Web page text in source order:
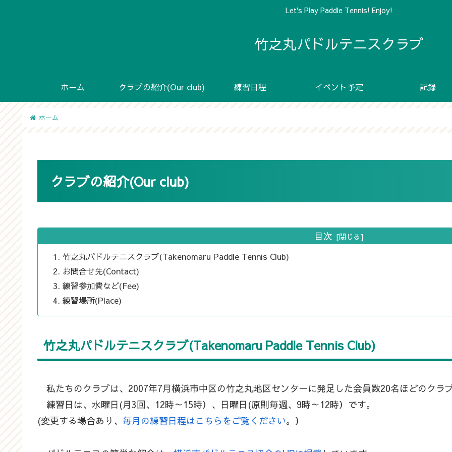
Let's Play Paddle Tennis! Enjoy!
竹之丸パドルテニスクラブ
ホーム クラブの紹介(Our club) 練習日程 イベント予定 記録
ホーム
クラブの紹介(Our club)
目次
竹之丸パドルテニスクラブ(Takenomaru Paddle Tennis Club)
お問合せ先(Contact)
練習参加費など(Fee)
練習場所(Place)
竹之丸パドルテニスクラブ(Takenomaru Paddle Tennis Club)
私たちのクラブは、2007年7月横浜市中区の竹之丸地区センターに発足した会員数20名ほどのクラ
練習日は、水曜日(月3回、12時～15時）、日曜日(原則毎週、9時～12時）です。
(変更する場合あり、 毎月の練習日程はこちらをご覧ください。）